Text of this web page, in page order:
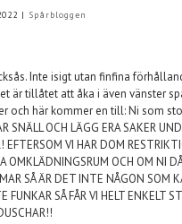
| Spårbloggen
Inte isigt utan finfina
är tillåtet att åka i även vänster
och här kommer en till: Ni som
OCH LÄGG ERA SAKER
EFTERSOM VI HAR DOM
OMKLÄDNINGSRUM OCH OM NI
SÅ ÄR DET INTE NÅGON SOM
SÅ FÅR VI HELT ENKELT